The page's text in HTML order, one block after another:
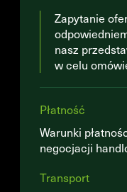
Zapytanie
nasz
w celu
Płatność
Warunki
negocjacji
Transport